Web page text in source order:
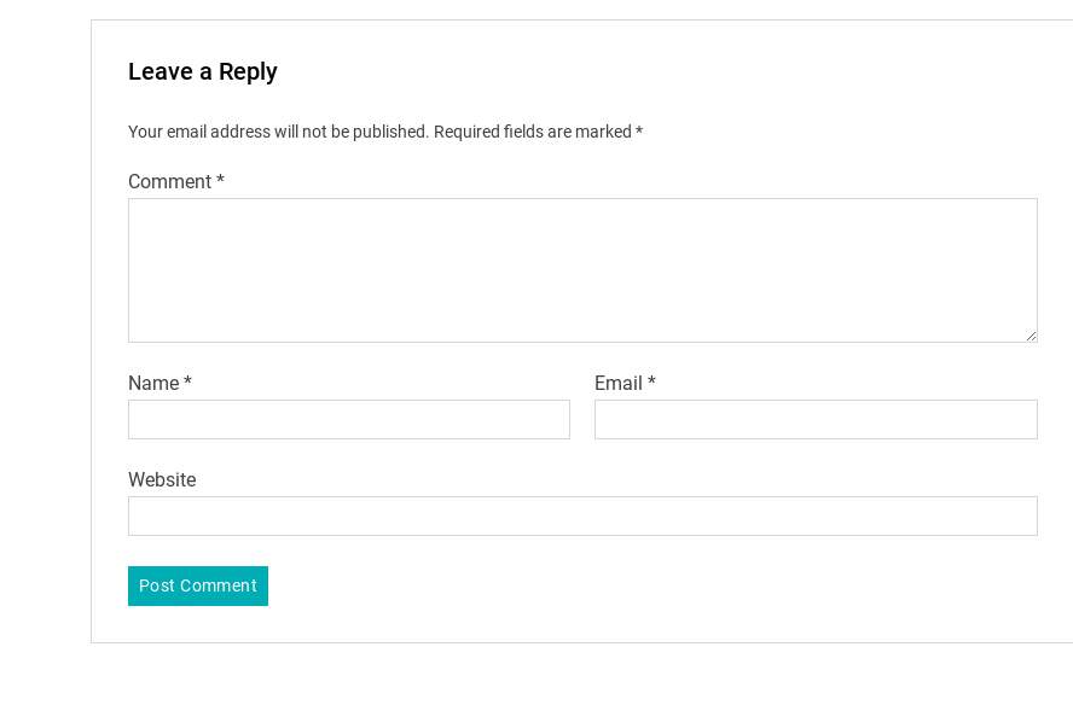
Leave a Reply
Your email address will not be published. Required fields are marked *
Comment *
Name * Email*
Website